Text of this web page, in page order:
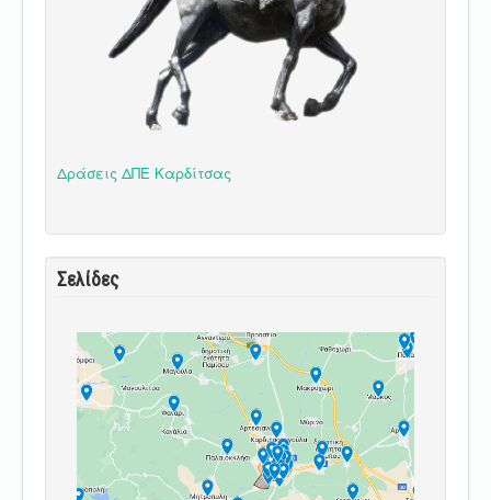
Δράσεις ΔΠΕ Καρδίτσας
Σελίδες